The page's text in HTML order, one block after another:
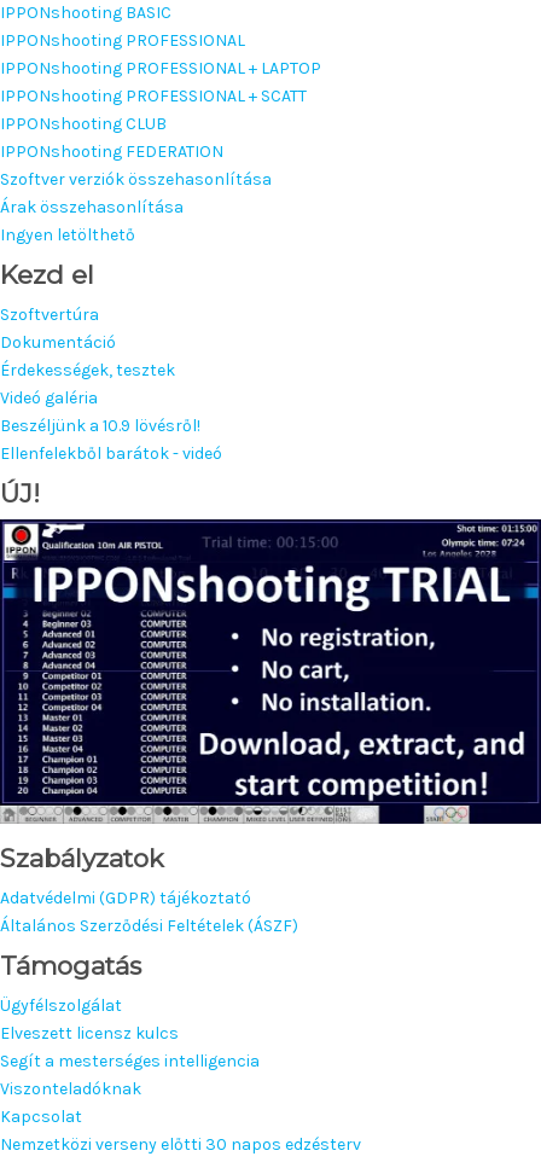
IPPONshooting BASIC
IPPONshooting PROFESSIONAL
IPPONshooting PROFESSIONAL + LAPTOP
IPPONshooting PROFESSIONAL + SCATT
IPPONshooting CLUB
IPPONshooting FEDERATION
Szoftver verziók összehasonlítása
Árak összehasonlítása
Ingyen letölthető
Kezd el
Szoftvertúra
Dokumentáció
Érdekességek, tesztek
Videó galéria
Beszéljünk a 10.9 lövésről!
Ellenfelekből barátok - videó
ÚJ!
Szabályzatok
Adatvédelmi (GDPR) tájékoztató
Általános Szerződési Feltételek (ÁSZF)
Támogatás
Ügyfélszolgálat
Elveszett licensz kulcs
Segít a mesterséges intelligencia
Viszonteladóknak
Kapcsolat
Nemzetközi verseny előtti 30 napos edzésterv